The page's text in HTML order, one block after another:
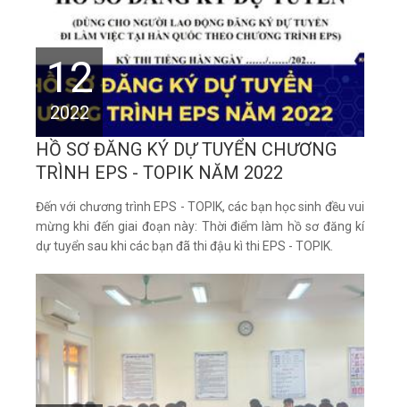
12
2022
HỒ SƠ ĐĂNG KÝ DỰ TUYỂN CHƯƠNG
TRÌNH EPS - TOPIK NĂM 2022
Đến với chương trình EPS - TOPIK, các bạn học sinh đều vui
mừng khi đến giai đoạn này: Thời điểm làm hồ sơ đăng kí
dự tuyển sau khi các bạn đã thi đậu kì thi EPS - TOPIK.